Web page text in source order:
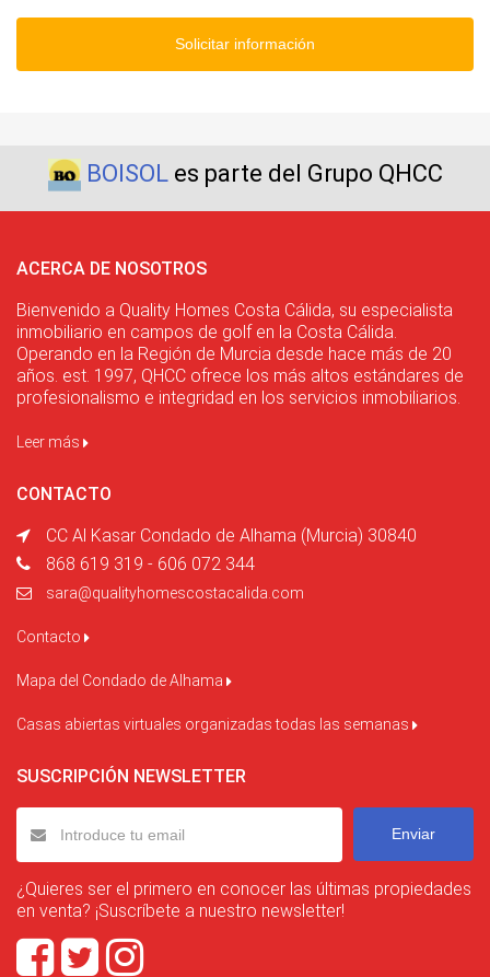
Solicitar información
BOISOLes parte del Grupo QHCC
ACERCA DE NOSOTROS
Bienvenido a Quality Homes Costa Cálida, su especialista
inmobiliario en campos de golf en la Costa Cálida.
Operando en la Región de Murcia desde hace más de 20
años. est. 1997, QHCC ofrece los más altos estándares de
profesionalismo e integridad en los servicios inmobiliarios.
Leer más
CONTACTO
CC Al Kasar Condado de Alhama (Murcia) 30840
868 619 319 - 606 072 344
sara@qualityhomescostacalida.com
Contacto
Mapa del Condado de Alhama
Casas abiertas virtuales organizadas todas las semanas
SUSCRIPCIÓN NEWSLETTER
Enviar
¿Quieres ser el primero en conocer las últimas propiedades
en venta? ¡Suscríbete a nuestro newsletter!